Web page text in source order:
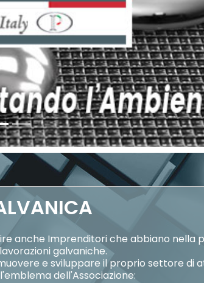
anche Imprenditori che abbiano
galvaniche.
e sviluppare il proprio settore di
dell'Associazione: